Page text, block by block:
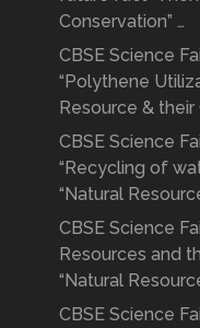
Conservation” …
CBSE Science
“Polythene
Resource & their
CBSE Science
“Recycling of
“Natural
CBSE Science
Resources and
“Natural
CBSE Science